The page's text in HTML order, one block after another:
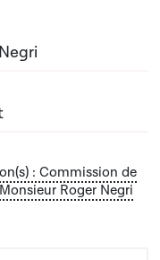
: Commission de
Roger Negri